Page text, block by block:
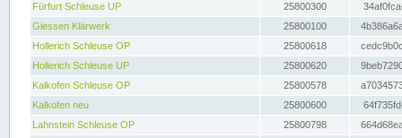
Fürfurt Schleuse UP
25800300
Giessen Klärwerk
25800100
Hollerich Schleuse OP
25800618
Hollerich Schleuse UP
25800620
Kalkofen Schleuse OP
25800578
Kalkofen neu
25800600
Lahnstein Schleuse OP
25800798